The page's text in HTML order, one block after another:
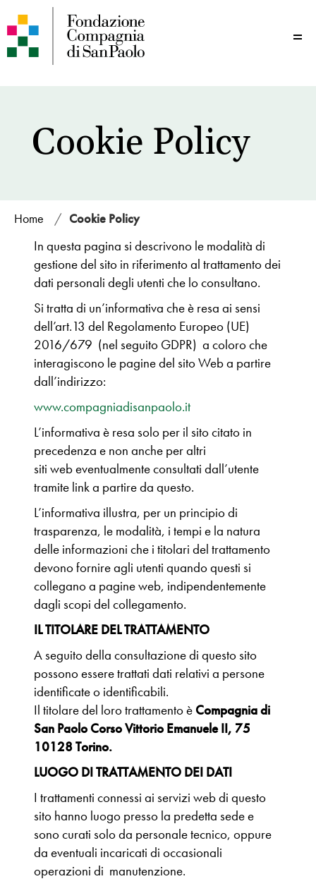
Cookie Policy
Home / Cookie Policy
In questa pagina si descrivono le modalità di
gestione del sito in riferimento al trattamento dei
dati personali degli utenti che lo consultano.
Si tratta di un’informativa che è resa ai sensi
dell’art.13 del Regolamento Europeo (UE)
2016/679 (nel seguito GDPR) a coloro che
interagiscono le pagine del sito Web a partire
dall’indirizzo:
www.compagniadisanpaolo.it
L’informativa è resa solo per il sito citato in
precedenza e non anche per altri
siti web eventualmente consultati dall’utente
tramite link a partire da questo.
L’informativa illustra, per un principio di
trasparenza, le modalità, i tempi e la natura
delle informazioni che i titolari del trattamento
devono fornire agli utenti quando questi si
collegano a pagine web, indipendentemente
dagli scopi del collegamento.
IL TITOLARE DEL TRATTAMENTO
A seguito della consultazione di questo sito
possono essere trattati dati relativi a persone
identificate o identificabili.
Il titolare del loro trattamento è Compagnia di
San Paolo Corso Vittorio Emanuele II, 75
10128 Torino.
LUOGO DI TRATTAMENTO DEI DATI
I trattamenti connessi ai servizi web di questo
sito hanno luogo presso la predetta sede e
sono curati solo da personale tecnico, oppure
da eventuali incaricati di occasionali
operazioni di manutenzione.